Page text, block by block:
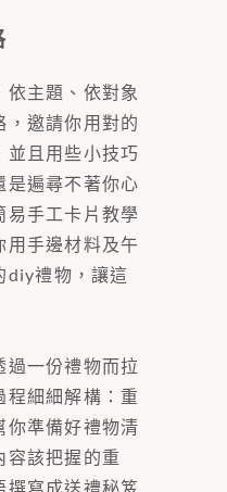
主題、依對象
，邀請你用對的
並且用些小技巧
是遍尋不著你心
易手工卡片教學
用手邊材料及午
diy禮物，讓這
過一份禮物而拉
程細細解構：重
你準備好禮物清
容該把握的重
撰寫成送禮秘笈